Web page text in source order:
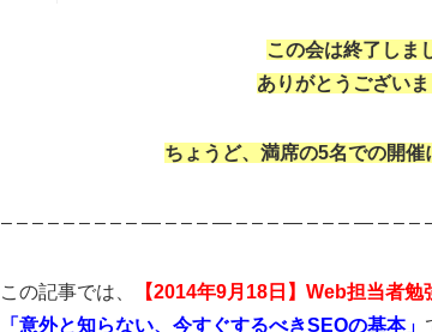
この会は終了しま
ありがとうございま
ちょうど、満席の5名での開催
– – – – – – – – – — – – – — – – – — – – – — – –
この記事では、 【2014年9月18日】Web担当者勉
「意外と知らない、今すぐするべきSEOの基本」